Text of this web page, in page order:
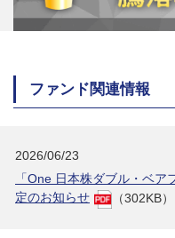
ファンド関連情報
2026/06/23
「One 日本株ダブル・ベ
定のお知らせ
（302KB）